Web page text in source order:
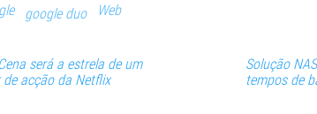
google duo Web
será a estrela de um
de acção da Netflix
Solução
tempos de